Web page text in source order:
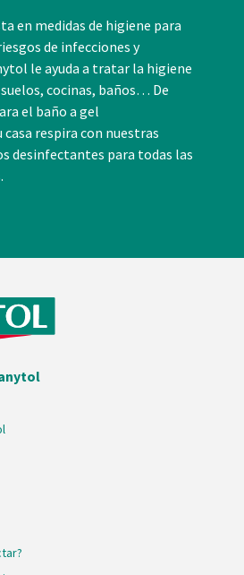
en medidas de higiene para
de infecciones y
le ayuda a tratar la higiene
suelos, cocinas, baños… De
el baño a gel
respira con nuestras
desinfectantes para todas las